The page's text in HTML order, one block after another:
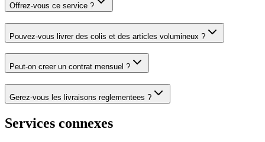
Offrez-vous ce service ?
Pouvez-vous livrer des colis et des articles volumineux ?
Peut-on creer un contrat mensuel ?
Gerez-vous les livraisons reglementees ?
Services connexes